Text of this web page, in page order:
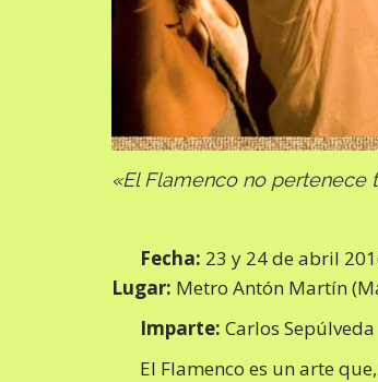
«El Flamenco no pertenece
Fecha: 23 y 24 de abril
Lugar: Metro Antón Martín
Imparte: Carlos Sepúlveda
El Flamenco es un arte